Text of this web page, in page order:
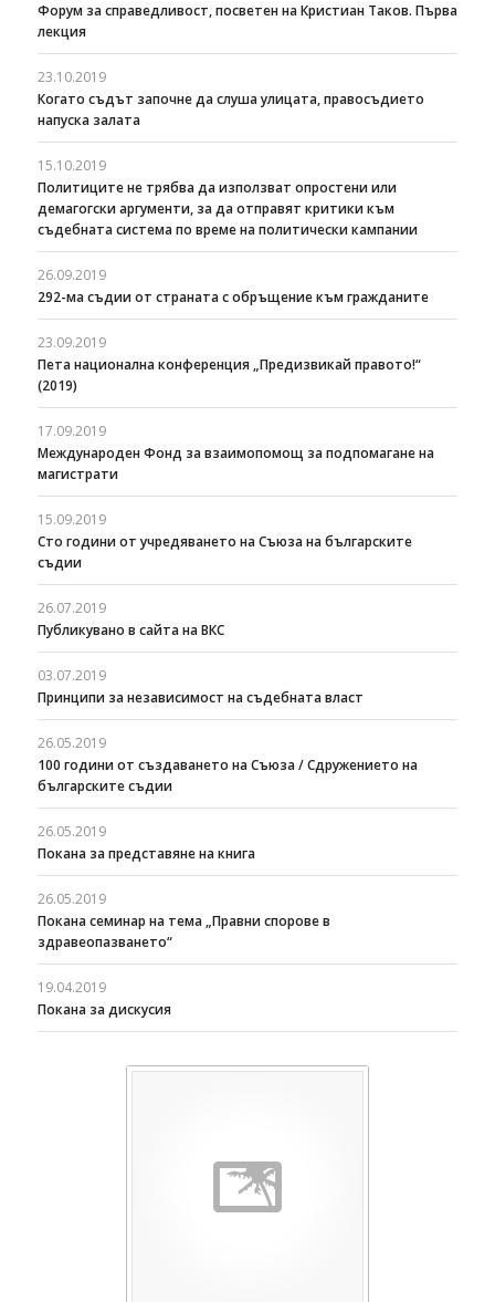
Форум за справедливост, посветен на Кристиан Таков. Първа
лекция
23.10.2019
Когато съдът започне да слуша улицата, правосъдието
напуска залата
15.10.2019
Политиците не трябва да използват опростени или
демагогски аргументи, за да отправят критики към
съдебната система по време на политически кампании
26.09.2019
292-ма съдии от страната с обръщение към гражданите
23.09.2019
Пета национална конференция „Предизвикай правото!“
(2019)
17.09.2019
Международен Фонд за взаимопомощ за подпомагане на
магистрати
15.09.2019
Сто години от учредяването на Съюза на българските
съдии
26.07.2019
Публикувано в сайта на ВКС
03.07.2019
Принципи за независимост на съдебната власт
26.05.2019
100 години от създаването на Съюза / Сдружението на
българските съдии
26.05.2019
Покана за представяне на книга
26.05.2019
Покана семинар на тема „Правни спорове в
здравеопазването“
19.04.2019
Покана за дискусия